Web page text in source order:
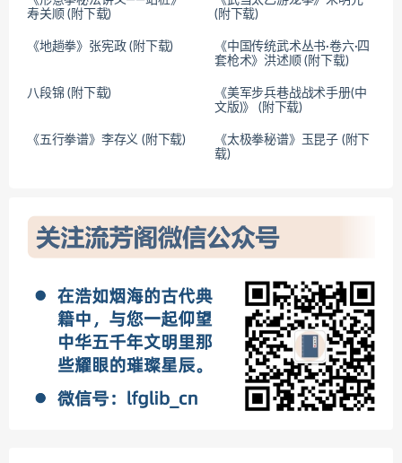
寿关顺 (附下载)
(附下载)
《地趟拳》张宪政 (附下载)
《中国传统武术丛书·卷六·四
套枪术》洪述顺 (附下载)
八段锦 (附下载)
《美军步兵巷战战术手册(中
文版)》 (附下载)
《五行拳谱》李存义 (附下载)
《太极拳秘谱》玉昆子 (附下
载)